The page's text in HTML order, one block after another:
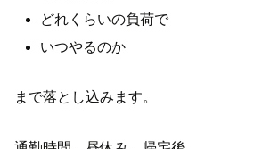
どれくらいの負荷で
いつやるのか
まで落とし込みます。